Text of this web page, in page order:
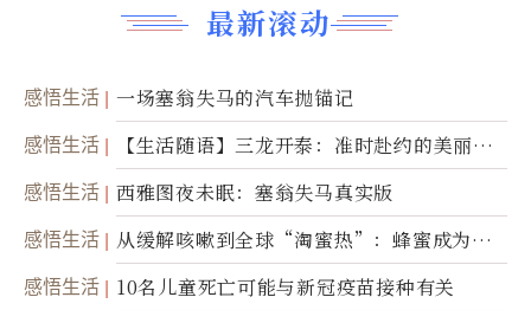
最新滚动
感悟生活 一场塞翁失马的汽车抛锚记
感悟生活
【生活随语】三龙开泰：准时赴约的美丽震
撼
感悟生活 西雅图夜未眠：塞翁失马真实版
感悟生活
从缓解咳嗽到全球“淘蜜热”：蜂蜜成为健
康产业前沿商品
感悟生活 10名儿童死亡可能与新冠疫苗接种有关